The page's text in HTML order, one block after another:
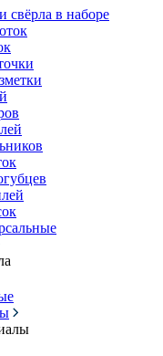
свёрла в наборе